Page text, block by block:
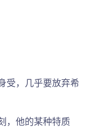
受，几乎要放弃希
，他的某种特质